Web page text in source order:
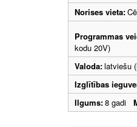
Norises vieta:
Programmas
kodu 20V)
Valoda:latviešu
Izglītības
Ilgums:8 gadi